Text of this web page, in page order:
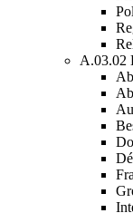
A.03.02